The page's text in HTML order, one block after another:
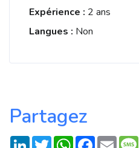
Expérience : 2 ans
Langues : Non
Partagez
LinkedInTwitterWhatsApp
Facebook
Email